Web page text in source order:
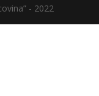
- 2022